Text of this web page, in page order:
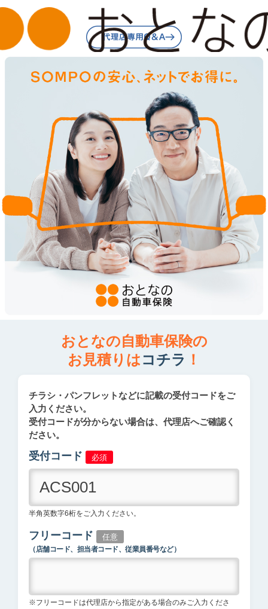
おとなの自動車保険の
お見積りはコチラ ！
チラシ・パンフレットなどに記載の受付コードをご
入力ください。
受付コードが分からない場合は、代理店へご確認く
ださい。
受付コード 必須
半角英数字6桁をご入力ください。
フリーコード 任意
（店舗コード、担当者コード、従業員番号など）
※フリーコードは代理店から指定がある場合のみご入力くださ